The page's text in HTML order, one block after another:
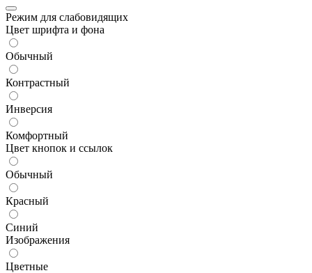
Режим для слабовидящих
Цвет шрифта и фона
Обычный
Контрастный
Инверсия
Комфортный
Цвет кнопок и ссылок
Обычный
Красный
Синий
Изображения
Цветные